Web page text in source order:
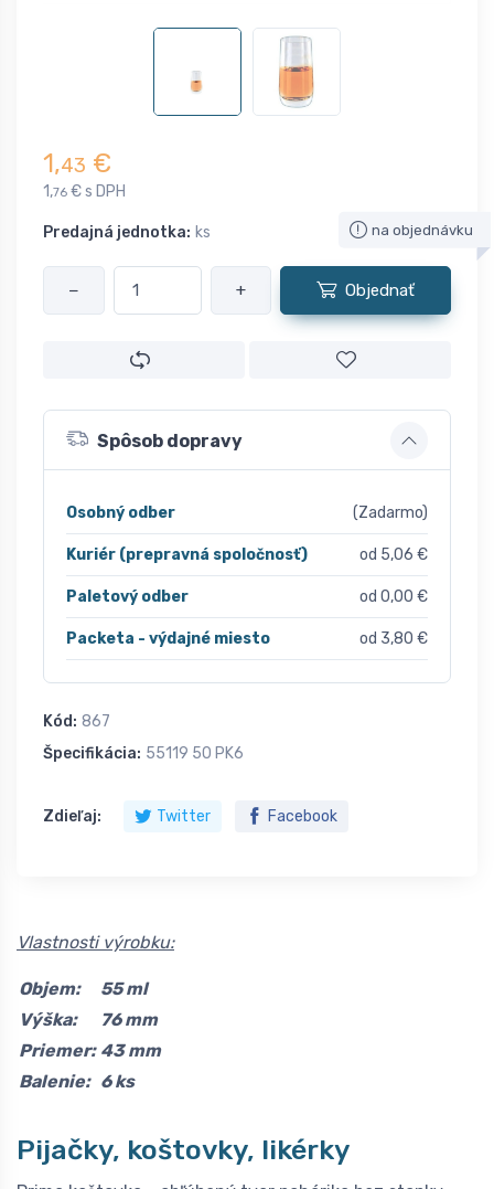
1,43 €
1,76 € s DPH
Predajná jednotka: ks na objednávku
− + Objednať
Spôsob dopravy
Osobný odber (Zadarmo)
Kuriér (prepravná spoločnosť) od 5,06 €
Paletový odber od 0,00 €
Packeta - výdajné miesto od 3,80 €
Kód: 867
Špecifikácia: 55119 50 PK6
Zdieľaj: Twitter Facebook
Vlastnosti výrobku:
Objem:
55 ml
Výška:
76 mm
Priemer: 43 mm
Balenie: 6 ks
Pijačky, koštovky, likérky